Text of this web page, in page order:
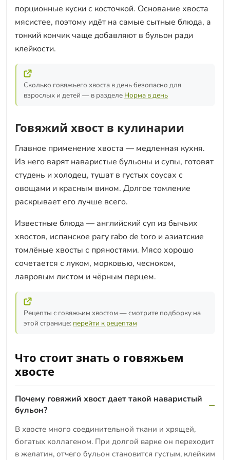
порционные куски с косточкой. Основание хвоста
мясистее, поэтому идёт на самые сытные блюда, а
тонкий кончик чаще добавляют в бульон ради
клейкости.
Сколько говяжьего хвоста в день безопасно для
взрослых и детей — в разделе Норма в день
Говяжий хвост в кулинарии
Главное применение хвоста — медленная кухня.
Из него варят наваристые бульоны и супы, готовят
студень и холодец, тушат в густых соусах с
овощами и красным вином. Долгое томление
раскрывает его лучше всего.
Известные блюда — английский суп из бычьих
хвостов, испанское рагу rabo de toro и азиатские
томлёные хвосты с пряностями. Мясо хорошо
сочетается с луком, морковью, чесноком,
лавровым листом и чёрным перцем.
Рецепты с говяжьим хвостом — смотрите подборку на
этой странице: перейти к рецептам
Что стоит знать о говяжьем
хвосте
Почему говяжий хвост дает такой наваристый
бульон?
В хвосте много соединительной ткани и хрящей,
богатых коллагеном. При долгой варке он переходит
в желатин, отчего бульон становится густым, клейким